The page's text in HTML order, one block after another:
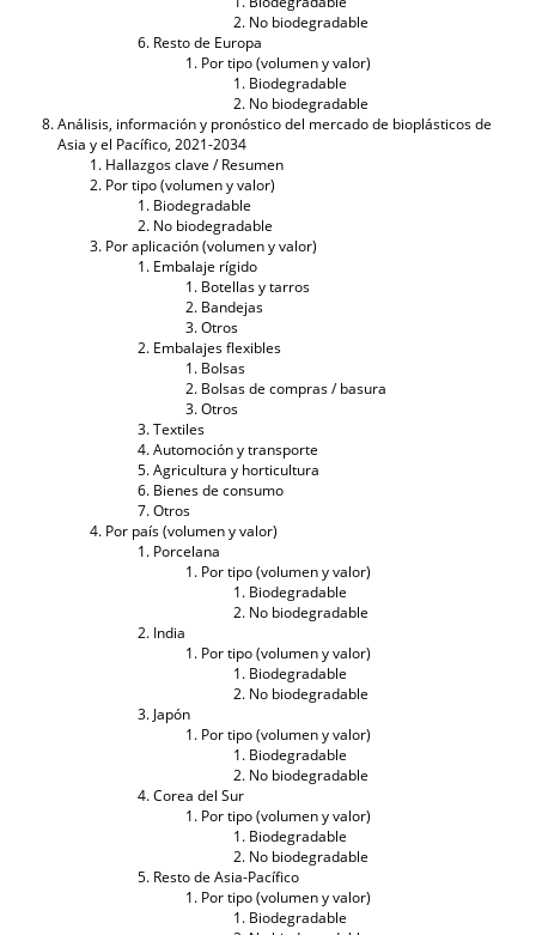
No biodegradable
Resto de Europa
Por tipo (volumen y valor)
Biodegradable
No biodegradable
Análisis, información y pronóstico del mercado de bioplásticos de
Asia y el Pacífico, 2021-2034
Hallazgos clave / Resumen
Por tipo (volumen y valor)
Biodegradable
No biodegradable
Por aplicación (volumen y valor)
Embalaje rígido
Botellas y tarros
Bandejas
Otros
Embalajes flexibles
Bolsas
Bolsas de compras / basura
Otros
Textiles
Automoción y transporte
Agricultura y horticultura
Bienes de consumo
Otros
Por país (volumen y valor)
Porcelana
Por tipo (volumen y valor)
Biodegradable
No biodegradable
India
Por tipo (volumen y valor)
Biodegradable
No biodegradable
Japón
Por tipo (volumen y valor)
Biodegradable
No biodegradable
Corea del Sur
Por tipo (volumen y valor)
Biodegradable
No biodegradable
Resto de Asia-Pacífico
Por tipo (volumen y valor)
Biodegradable